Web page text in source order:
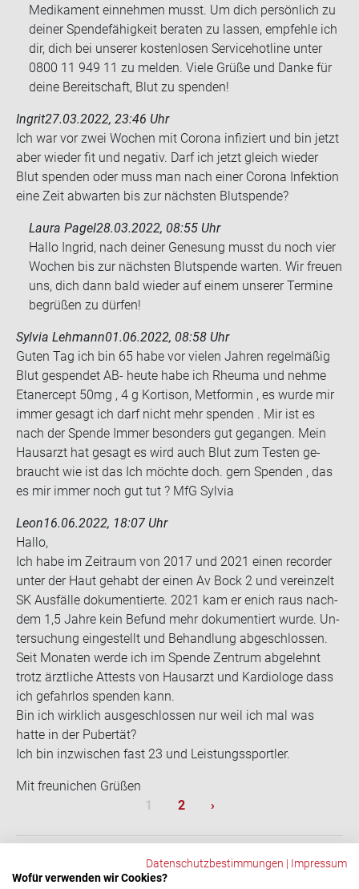
Medikament einnehmen musst. Um dich persönlich zu
deiner Spendefähigkeit beraten zu lassen, empfehle ich
dir, dich bei unserer kostenlosen Servicehotline unter
0800 11 949 11 zu melden. Viele Grüße und Danke für
deine Bereitschaft, Blut zu spenden!
Ingrit27.03.2022, 23:46 Uhr
Ich war vor zwei Wo­chen mit Co­ro­na in­fi­ziert und bin jetzt
aber wie­der fit und ne­ga­tiv. Darf ich jetzt gleich wie­der
Blut spen­den oder muss man nach einer Co­ro­na In­fek­ti­on
eine Zeit ab­war­ten bis zur nächs­ten Blut­spen­de?
Laura Pagel28.03.2022, 08:55 Uhr
Hallo Ingrid, nach deiner Genesung musst du noch vier
Wochen bis zur nächsten Blutspende warten. Wir freuen
uns, dich dann bald wieder auf einem unserer Termine
begrüßen zu dürfen!
Sylvia Lehmann01.06.2022, 08:58 Uhr
Guten Tag ich bin 65 habe vor vie­len Jah­ren re­gel­mä­ßig
Blut ge­spen­det AB- heute habe ich Rheu­ma und nehme
Eta­ner­cept 50mg , 4 g Kor­ti­son, Met­for­min , es wurde mir
immer ge­sagt ich darf nicht mehr spen­den . Mir ist es
nach der Spen­de Immer be­son­ders gut ge­gan­gen. Mein
Haus­arzt hat ge­sagt es wird auch Blut zum Tes­ten ge­
braucht wie ist das Ich möch­te doch. gern Spen­den , das
es mir immer noch gut tut ? MfG Syl­via
Leon16.06.2022, 18:07 Uhr
Hallo,
Ich habe im Zeit­raum von 2017 und 2021 einen re­cor­der
unter der Haut ge­habt der einen Av Bock 2 und ver­ein­zelt
SK Aus­fäl­le do­ku­men­tier­te. 2021 kam er enich raus nach­
dem 1,5 Jahre kein Be­fund mehr do­ku­men­tiert wurde. Un­
ter­su­chung ein­ge­stellt und Be­hand­lung ab­ge­schlos­sen.
Seit Mo­na­ten werde ich im Spen­de Zen­trum ab­ge­lehnt
trotz ärzt­li­che At­tests von Haus­arzt und Kar­dio­lo­ge dass
ich ge­fahr­los spen­den kann.
Bin ich wirk­lich aus­ge­schlos­sen nur weil ich mal was
hatte in der Pu­ber­tät?
Ich bin in­zwi­schen fast 23 und Leis­tungs­sport­ler.
Mit fre­u­ni­chen Grü­ßen
Sei­ten­num­me­rie­rungAktuelle Seite
1 Seite
2 Nächste Seite
›
Datenschutzbestimmungen | Impressum
Wofür verwenden wir Cookies?